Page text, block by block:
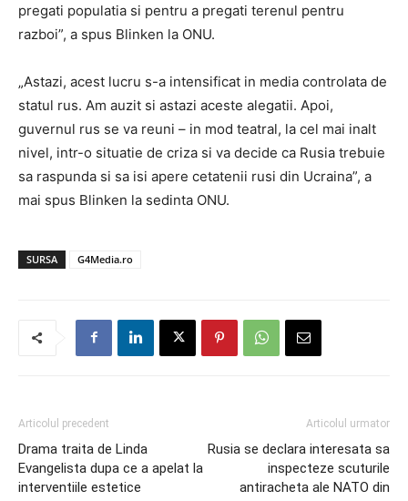
pregati populatia si pentru a pregati terenul pentru
razboi”, a spus Blinken la ONU.
„Astazi, acest lucru s-a intensificat in media controlata de
statul rus. Am auzit si astazi aceste alegatii. Apoi,
guvernul rus se va reuni – in mod teatral, la cel mai inalt
nivel, intr-o situatie de criza si va decide ca Rusia trebuie
sa raspunda si sa isi apere cetatenii rusi din Ucraina”, a
mai spus Blinken la sedinta ONU.
SURSA G4Media.ro
Articolul precedent
Drama traita de Linda
Evangelista dupa ce a apelat la
interventiile estetice
Articolul urmator
Rusia se declara interesata sa
inspecteze scuturile
antiracheta ale NATO din